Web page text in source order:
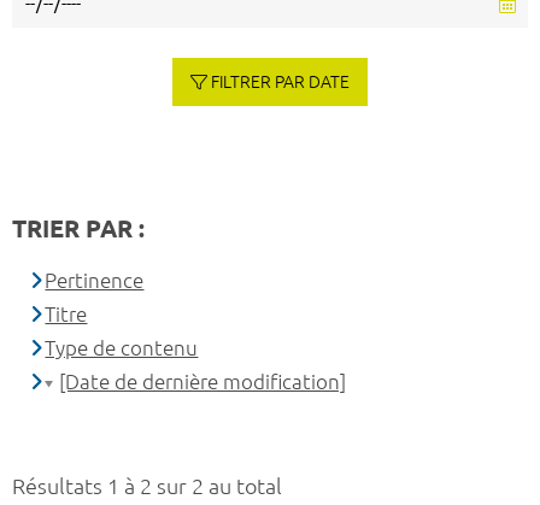
Résultats 1 à 2 sur 2 au total
FILTRER PAR DATE
TRIER PAR :
Pertinence
Titre
Type de contenu
[Date de dernière modification]